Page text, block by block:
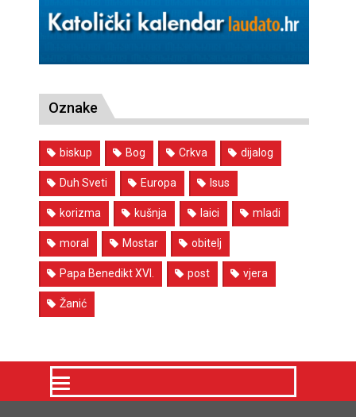
Oznake
biskup Bog Crkva dijalog
Duh Sveti Europa Isus
korizma kušnja laici mladi
moral Mostar obitelj
Papa Benedikt XVI. post vjera
Žanić